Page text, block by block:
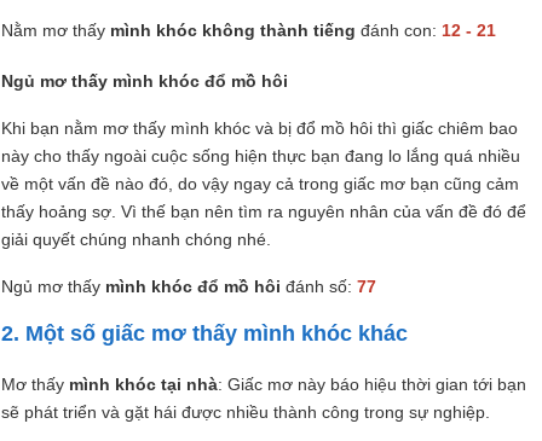
Nằm mơ thấy mình khóc không thành tiếng đánh con: 12 - 21
Ngủ mơ thấy mình khóc đổ mồ hôi
Khi bạn nằm mơ thấy mình khóc và bị đổ mồ hôi thì giấc chiêm bao
này cho thấy ngoài cuộc sống hiện thực bạn đang lo lắng quá nhiều
về một vấn đề nào đó, do vậy ngay cả trong giấc mơ bạn cũng cảm
thấy hoảng sợ. Vì thế bạn nên tìm ra nguyên nhân của vấn đề đó để
giải quyết chúng nhanh chóng nhé.
Ngủ mơ thấy mình khóc đổ mồ hôi đánh số: 77
2. Một số giấc mơ thấy mình khóc khác
Mơ thấy mình khóc tại nhà: Giấc mơ này báo hiệu thời gian tới bạn
sẽ phát triển và gặt hái được nhiều thành công trong sự nghiệp.